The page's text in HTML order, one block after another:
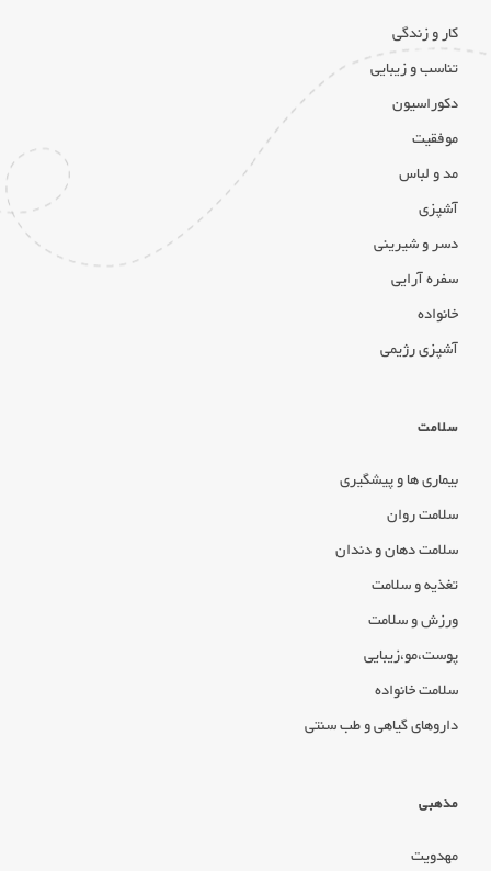
کار و زندگی
تناسب و زیبایی
دکوراسیون
موفقیت
مد و لباس
آشپزی
دسر و شیرینی
سفره آرایی
خانواده
آشپزی رژیمی
سلامت
بیماری ها و پیشگیری
سلامت روان
سلامت دهان و دندان
تغذیه و سلامت
ورزش و سلامت
پوست،مو،زیبایی
سلامت خانواده
داروهای گیاهی و طب سنتی
مذهبی
مهدویت